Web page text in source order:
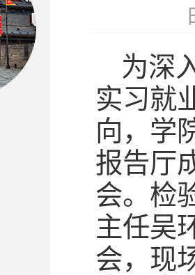
为深
实习就
向，学
报告厅
会。检
主任吴
会，现